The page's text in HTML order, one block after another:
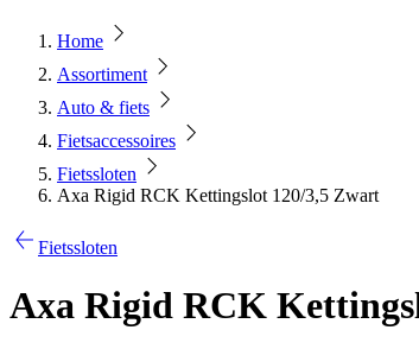
Home
Assortiment
Auto & fiets
Fietsaccessoires
Fietssloten
Axa Rigid RCK Kettingslot 120/3,5 Zwart
Fietssloten
Axa Rigid RCK